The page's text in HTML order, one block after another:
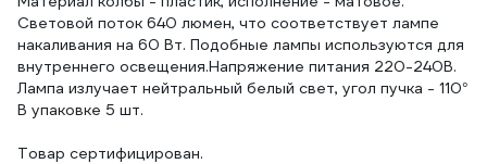
Световой поток 640 люмен, что соответствует лампе
накаливания на 60 Вт. Подобные лампы используются для
внутреннего освещения.Напряжение питания 220-240В.
Лампа излучает нейтральный белый свет, угол пучка - 110°
В упаковке 5 шт.
Товар сертифицирован.